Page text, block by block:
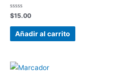
Valorado
en
0
$15.00
Añadir al carrito